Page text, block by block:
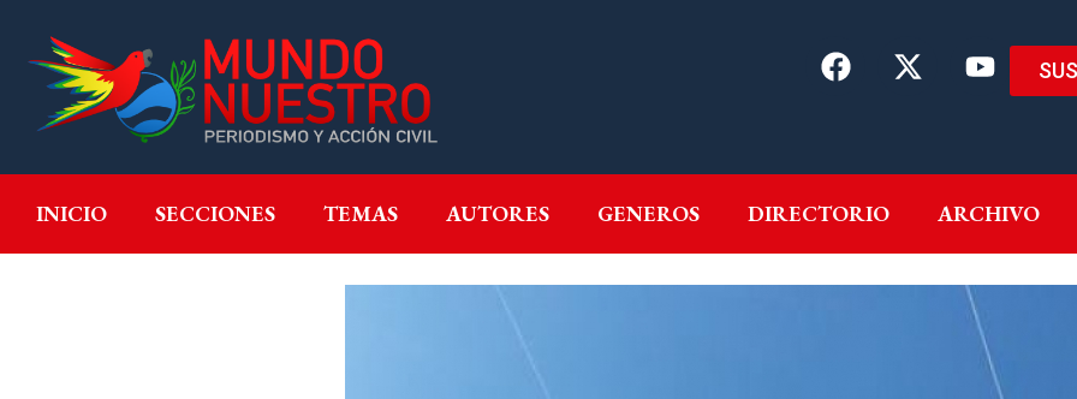
INICIO SECCIONES TEMAS AUTORES GENEROS DIRECTORIO ARCHIVO
INICIO SECCIONES GENEROS DIRECTORIO